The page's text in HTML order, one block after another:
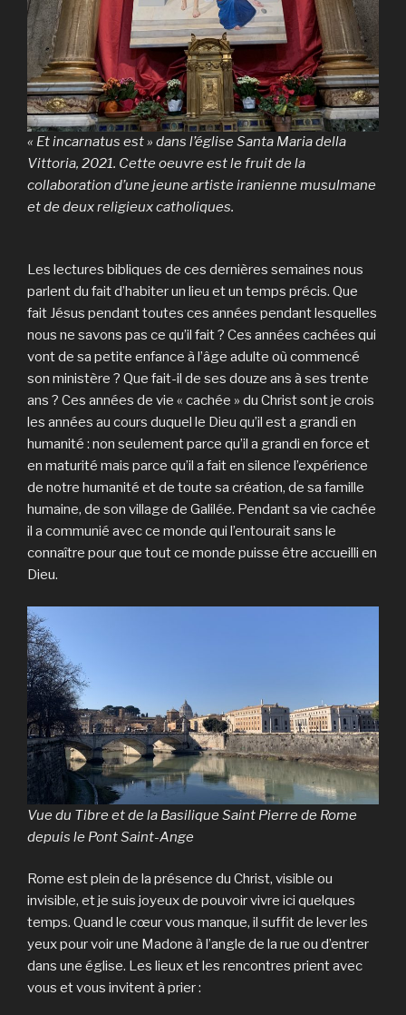
« Et incarnatus est » dans l’église Santa Maria della
Vittoria, 2021. Cette oeuvre est le fruit de la
collaboration d’une jeune artiste iranienne musulmane
et de deux religieux catholiques.
Les lectures bibliques de ces dernières semaines nous
parlent du fait d’habiter un lieu et un temps précis. Que
fait Jésus pendant toutes ces années pendant lesquelles
nous ne savons pas ce qu’il fait ? Ces années cachées qui
vont de sa petite enfance à l’âge adulte où commencé
son ministère ? Que fait-il de ses douze ans à ses trente
ans ? Ces années de vie « cachée » du Christ sont je crois
les années au cours duquel le Dieu qu’il est a grandi en
humanité : non seulement parce qu’il a grandi en force et
en maturité mais parce qu’il a fait en silence l’expérience
de notre humanité et de toute sa création, de sa famille
humaine, de son village de Galilée. Pendant sa vie cachée
il a communié avec ce monde qui l’entourait sans le
connaître pour que tout ce monde puisse être accueilli en
Dieu.
Vue du Tibre et de la Basilique Saint Pierre de Rome
depuis le Pont Saint-Ange
Rome est plein de la présence du Christ, visible ou
invisible, et je suis joyeux de pouvoir vivre ici quelques
temps. Quand le cœur vous manque, il suffit de lever les
yeux pour voir une Madone à l’angle de la rue ou d’entrer
dans une église. Les lieux et les rencontres prient avec
vous et vous invitent à prier :